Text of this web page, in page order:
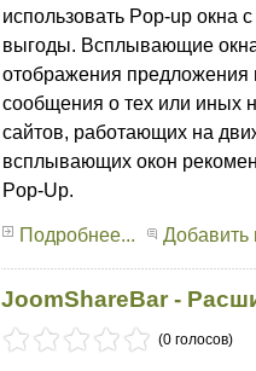
использовать Pop-up окна
выгоды. Всплывающие
отображения предложения
сообщения о тех или иных
сайтов, работающих на
всплывающих окон
Pop-Up.
Подробнее... Добавить
JoomShareBar -
(0 голосов)